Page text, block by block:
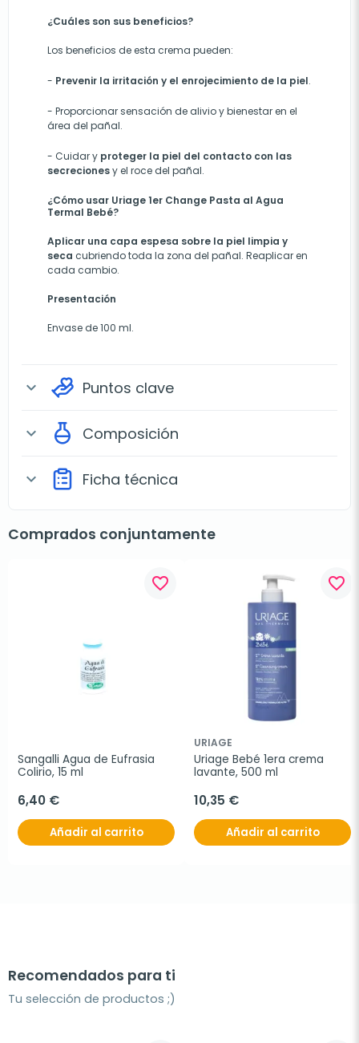
¿Cuáles son sus beneficios?
Los beneficios de esta crema pueden:
- Prevenir la irritación y el enrojecimiento de la piel.
- Proporcionar sensación de alivio y bienestar en el
área del pañal.
- Cuidar y proteger la piel del contacto con las
secrecionesy el roce del pañal.
¿Cómo usar Uriage 1er Change Pasta al Agua
Termal Bebé?
Aplicar una capa espesa sobre la piel limpia y
seca cubriendo toda la zona del pañal. Reaplicar en
cada cambio.
Presentación
Envase de 100 ml.
expand_more Puntos clave
expand_more Composición
expand_more Ficha técnica
Comprados conjuntamente
favorite_border
Sangalli Agua de Eufrasia
Colirio, 15 ml
6,40 €
Añadir al carrito
favorite_border
URIAGE
Uriage Bebé 1era crema
lavante, 500 ml
10,35 €
Añadir al carrito
Recomendados para ti
Tu selección de productos ;)